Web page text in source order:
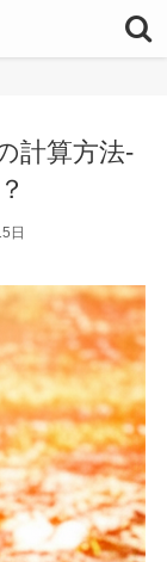
計算方法-
日